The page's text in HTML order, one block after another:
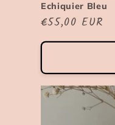
Echiquier Bleu
Prix
habituel
€55,00 EUR